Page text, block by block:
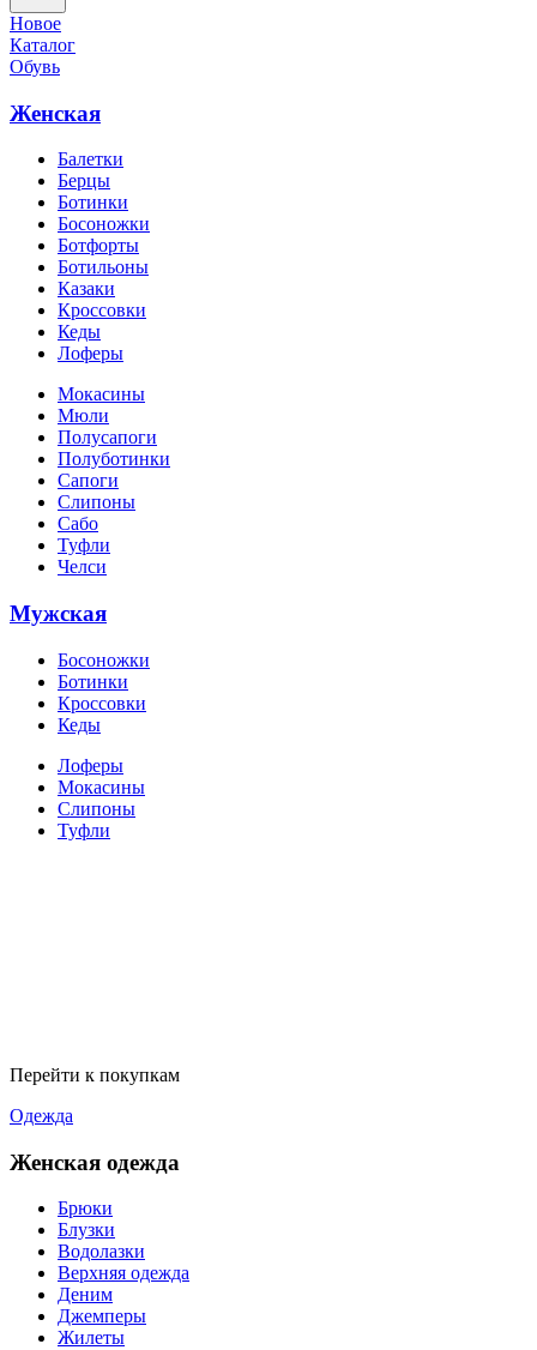
Новое
Каталог
Обувь
Женская
Балетки
Берцы
Ботинки
Босоножки
Ботфорты
Ботильоны
Казаки
Кроссовки
Кеды
Лоферы
Мокасины
Мюли
Полусапоги
Полуботинки
Сапоги
Слипоны
Сабо
Туфли
Челси
Мужская
Босоножки
Ботинки
Кроссовки
Кеды
Лоферы
Мокасины
Слипоны
Туфли
Перейти к покупкам
Одежда
Женская одежда
Брюки
Блузки
Водолазки
Верхняя одежда
Деним
Джемперы
Жилеты